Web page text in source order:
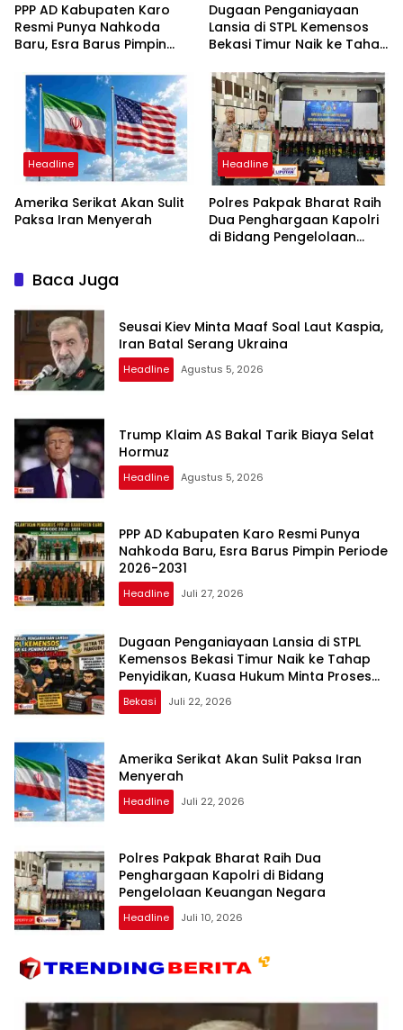
PPP AD Kabupaten Karo
Resmi Punya Nahkoda
Baru, Esra Barus Pimpin
Dugaan Penganiayaan
Lansia di STPL Kemensos
Bekasi Timur Naik ke Tahap
Minta Proses Transparan
dan Bebas Intervensi
Headline
Amerika Serikat Akan Sulit
Paksa Iran Menyerah
Headline
Polres Pakpak Bharat Raih
Dua Penghargaan Kapolri
di Bidang Pengelolaan
Baca Juga
Seusai Kiev Minta Maaf Soal Laut Kaspia,
Iran Batal Serang Ukraina
Headline Agustus 5, 2026
Trump Klaim AS Bakal Tarik Biaya Selat
Hormuz
Headline Agustus 5, 2026
PPP AD Kabupaten Karo Resmi Punya
Nahkoda Baru, Esra Barus Pimpin Periode
2026-2031
Headline Juli 27, 2026
Dugaan Penganiayaan Lansia di STPL
Kemensos Bekasi Timur Naik ke Tahap
Penyidikan, Kuasa Hukum Minta Proses
Transparan dan Bebas Intervensi
Bekasi Juli 22, 2026
Amerika Serikat Akan Sulit Paksa Iran
Menyerah
Headline Juli 22, 2026
Polres Pakpak Bharat Raih Dua
Penghargaan Kapolri di Bidang
Pengelolaan Keuangan Negara
Headline Juli 10, 2026